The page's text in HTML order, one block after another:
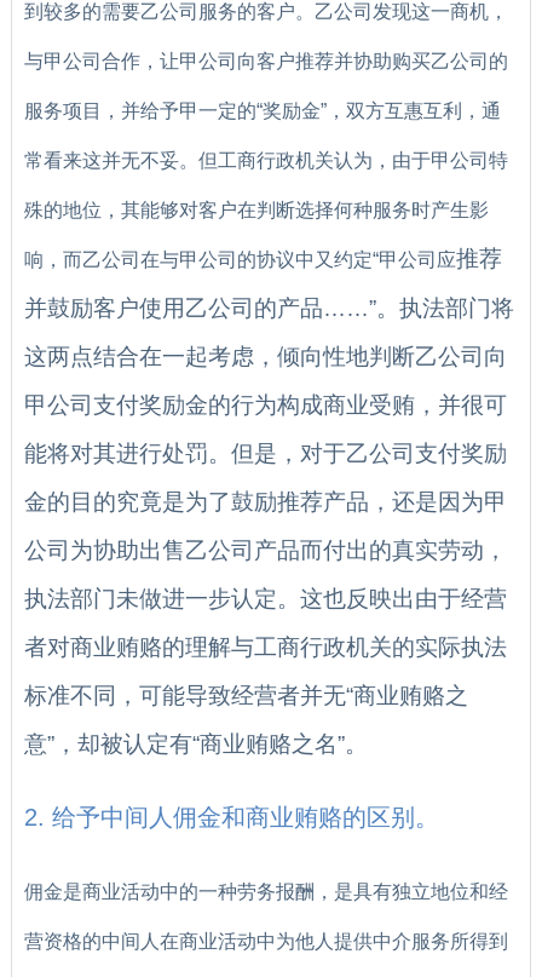
到较多的需要乙公司服务的客户。乙公司发现这一商机，
与甲公司合作，让甲公司向客户推荐并协助购买乙公司的
服务项目，并给予甲一定的“奖励金”，双方互惠互利，通
常看来这并无不妥。但工商行政机关认为，由于甲公司特
殊的地位，其能够对客户在判断选择何种服务时产生影
响，而乙公司在与甲公司的协议中又约定“甲公司应推荐
并鼓励客户使用乙公司的产品……”。执法部门将
这两点结合在一起考虑，倾向性地判断乙公司向
甲公司支付奖励金的行为构成商业受贿，并很可
能将对其进行处罚。但是，对于乙公司支付奖励
金的目的究竟是为了鼓励推荐产品，还是因为甲
公司为协助出售乙公司产品而付出的真实劳动，
执法部门未做进一步认定。这也反映出由于经营
者对商业贿赂的理解与工商行政机关的实际执法
标准不同，可能导致经营者并无“商业贿赂之
意”，却被认定有“商业贿赂之名”。
2. 给予中间人佣金和商业贿赂的区别。
佣金是商业活动中的一种劳务报酬，是具有独立地位和经
营资格的中间人在商业活动中为他人提供中介服务所得到